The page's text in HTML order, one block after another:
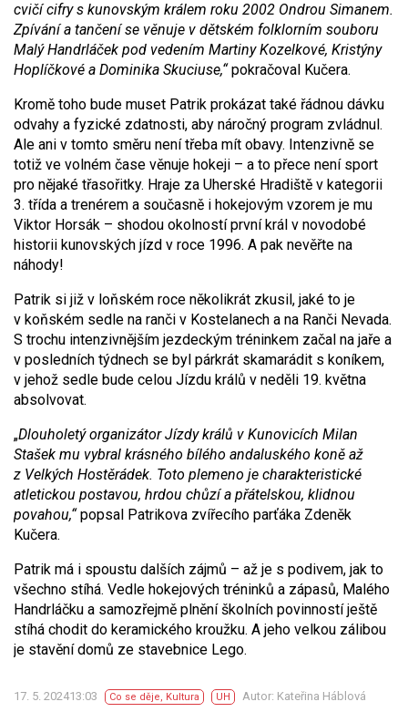
cvičí cifry s kunovským králem roku 2002 Ondrou Simanem.
Zpívání a tančení se věnuje v dětském folklorním souboru
Malý Handrláček pod vedením Martiny Kozelkové, Kristýny
Hoplíčkové a Dominika Skuciuse,“pokračoval Kučera.
Kromě toho bude muset Patrik prokázat také řádnou dávku
odvahy a fyzické zdatnosti, aby náročný program zvládnul.
Ale ani v tomto směru není třeba mít obavy. Intenzivně se
totiž ve volném čase věnuje hokeji – a to přece není sport
pro nějaké třasořitky. Hraje za Uherské Hradiště v kategorii
3. třída a trenérem a současně i hokejovým vzorem je mu
Viktor Horsák – shodou okolností první král v novodobé
historii kunovských jízd v roce 1996. A pak nevěřte na
náhody!
Patrik si již v loňském roce několikrát zkusil, jaké to je
v koňském sedle na ranči v Kostelanech a na Ranči Nevada.
S trochu intenzivnějším jezdeckým tréninkem začal na jaře a
v posledních týdnech se byl párkrát skamarádit s koníkem,
v jehož sedle bude celou Jízdu králů v neděli 19. května
absolvovat.
„Dlouholetý organizátor Jízdy králů v Kunovicích Milan
Stašek mu vybral krásného bílého andaluského koně až
z Velkých Hostěrádek. Toto plemeno je charakteristické
atletickou postavou, hrdou chůzí a přátelskou, klidnou
povahou,“popsal Patrikova zvířecího parťáka Zdeněk
Kučera.
Patrik má i spoustu dalších zájmů – až je s podivem, jak to
všechno stíhá. Vedle hokejových tréninků a zápasů, Malého
Handrláčku a samozřejmě plnění školních povinností ještě
stíhá chodit do keramického kroužku. A jeho velkou zálibou
je stavění domů ze stavebnice Lego.
17. 5. 202413:03 Co se děje, Kultura UH Autor: Kateřina Háblová